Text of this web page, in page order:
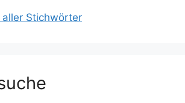
Stichwörter